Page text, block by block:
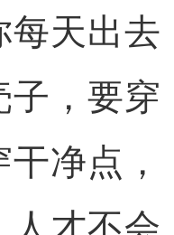
每天出去
子，要穿
净点，
人才不会